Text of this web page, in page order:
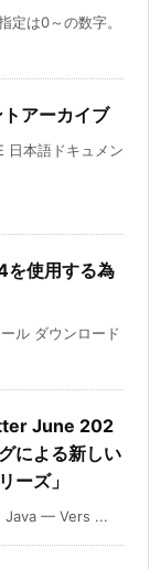
定は0～の数字。
アーカイブ
日本語ドキュメン
使用する為
ル ダウンロード
June 202
による新しい
ーズ」
Java — Vers ...